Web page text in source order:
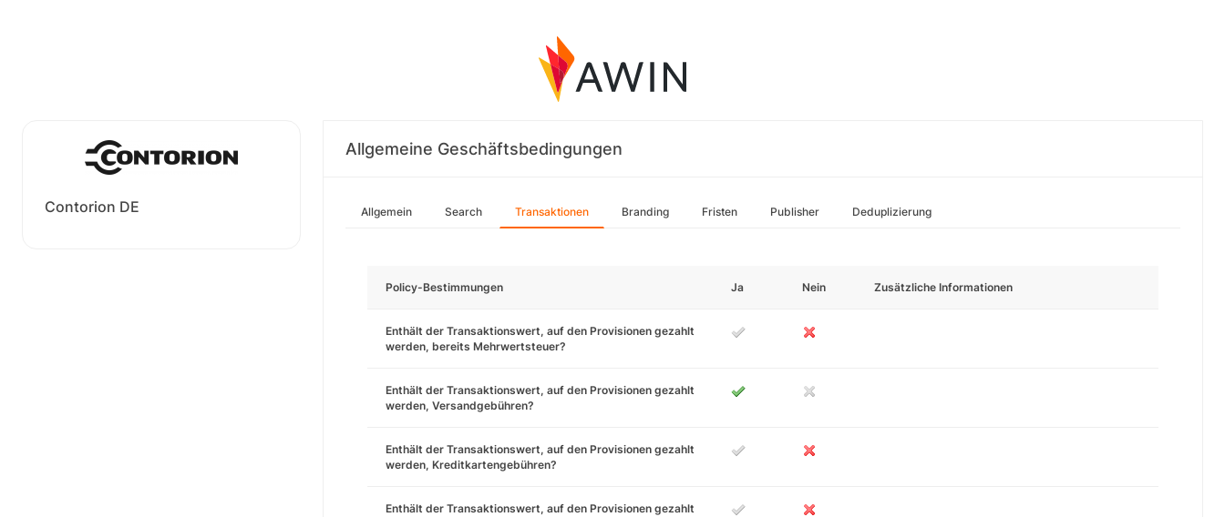
Contorion DE
Allgemeine Geschäftsbedingungen
Allgemein Search Transaktionen Branding Fristen Publisher Deduplizierung
Policy-Bestimmungen Ja Nein Zusätzliche Informationen
Enthält der Transaktionswert, auf den Provisionen gezahlt
werden, bereits Mehrwertsteuer?
Enthält der Transaktionswert, auf den Provisionen gezahlt
werden, Versandgebühren?
Enthält der Transaktionswert, auf den Provisionen gezahlt
werden, Kreditkartengebühren?
Enthält der Transaktionswert, auf den Provisionen gezahlt